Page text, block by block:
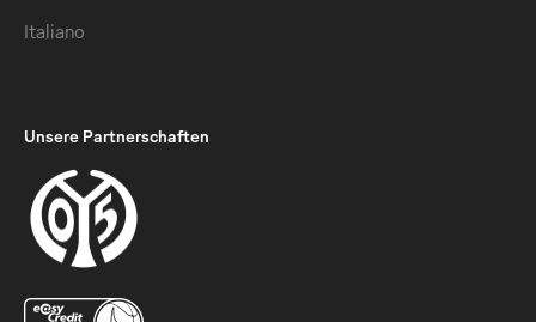
Italiano
Unsere Partnerschaften